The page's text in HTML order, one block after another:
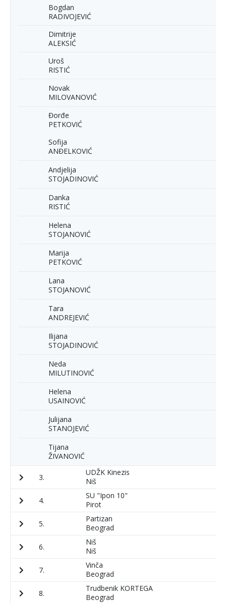
Bogdan
RADIVOJEVIĆ
Dimitrije
ALEKSIĆ
Uroš
RISTIĆ
Novak
MILOVANOVIĆ
Đorđe
PETKOVIĆ
Sofija
ANĐELKOVIĆ
Andjelija
STOJADINOVIĆ
Danka
RISTIĆ
Helena
STOJANOVIĆ
Marija
PETKOVIĆ
Lana
STOJANOVIĆ
Tara
ANDREJEVIĆ
Ilijana
STOJADINOVIĆ
Neda
MILUTINOVIĆ
Helena
USAINOVIĆ
Julijana
STANOJEVIĆ
Tijana
ŽIVANOVIĆ
3.
UDŽK Kinezis
Niš
4.
SU "Ipon 10"
Pirot
5.
Partizan
Beograd
6.
Niš
Niš
7.
Vinča
Beograd
8.
Trudbenik KORTEGA
Beograd